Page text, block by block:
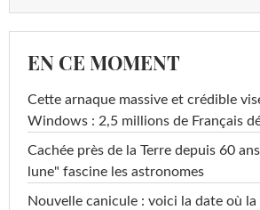
EN CE MOMENT
Cette arnaque massive et crédible
Windows : 2,5 millions de Français
Cachée près de la Terre depuis 60
lune" fascine les astronomes
Nouvelle canicule : voici la date où la